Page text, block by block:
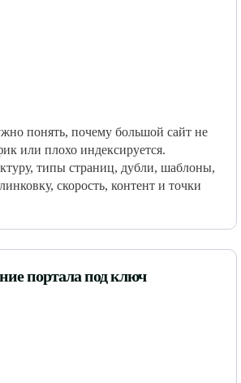
понять, почему большой сайт не
или плохо индексируется.
типы страниц, дубли, шаблоны,
скорость, контент и точки
портала под ключ